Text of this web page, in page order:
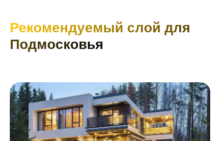
Рекомендуемый слой для
Подмосковья